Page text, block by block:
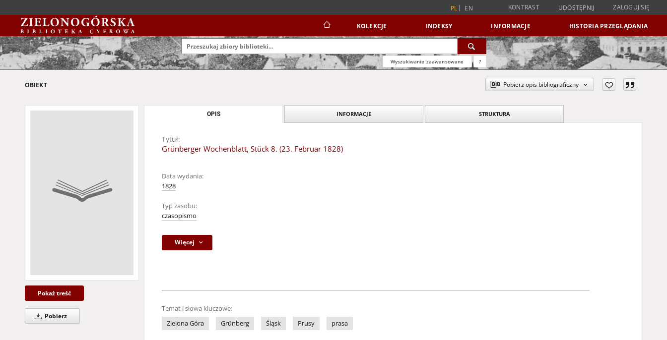
PL EN KONTRAST UDOSTĘPNIJ ZALOGUJ SIĘ
KOLEKCJE INDEKSY INFORMACJE HISTORIA PRZEGLĄDANIA
Wyszukiwanie zaawansowane ?
OBIEKT Pobierz opis bibliograficzny
Pokaż treść
Pobierz
OPIS INFORMACJE STRUKTURA
Tytuł:
Grünberger Wochenblatt, Stück 8. (23. Februar 1828)
Data wydania:
1828
Typ zasobu:
czasopismo
Więcej
Temat i słowa kluczowe:
Zielona Góra
Grünberg Śląsk Prusy prasa